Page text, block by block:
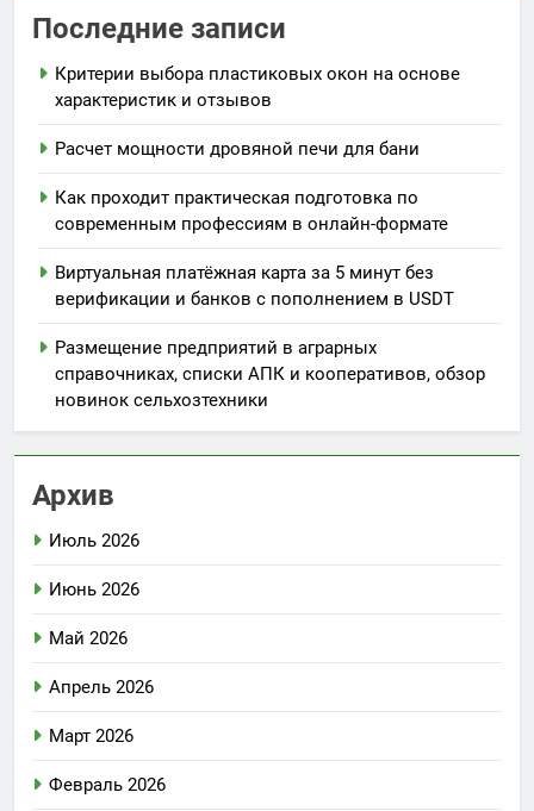
Последние записи
Критерии выбора пластиковых окон на основе
характеристик и отзывов
Расчет мощности дровяной печи для бани
Как проходит практическая подготовка по
современным профессиям в онлайн-формате
Виртуальная платёжная карта за 5 минут без
верификации и банков с пополнением в USDT
Размещение предприятий в аграрных
справочниках, списки АПК и кооперативов, обзор
новинок сельхозтехники
Архив
Июль 2026
Июнь 2026
Май 2026
Апрель 2026
Март 2026
Февраль 2026